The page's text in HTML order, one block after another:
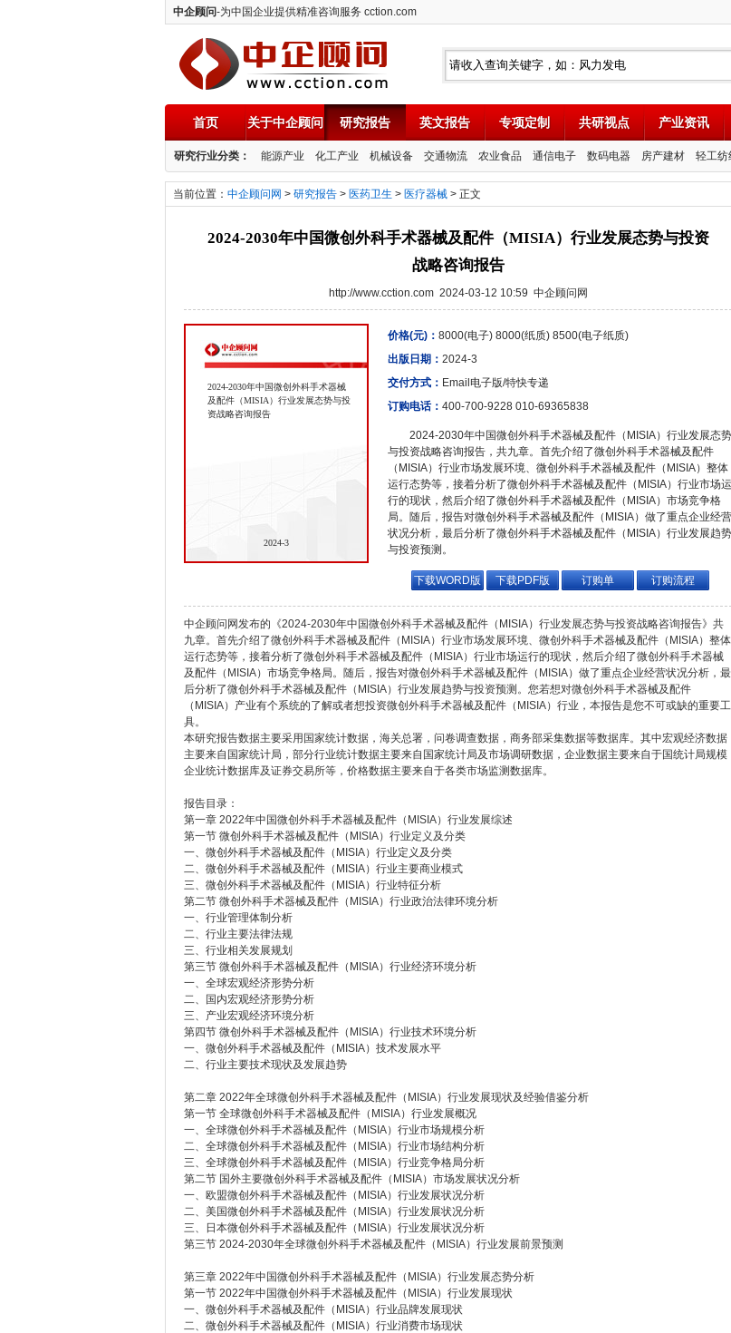
中企顾问-为中国企业提供精准咨询服务 cction.com
中企顾问
首页 关于中企顾问 研究报告 英文报告 专项定制 共研视点 产业资讯
研究行业分类： 能源产业 化工产业 机械设备 交通物流 农业食品 通信电子 数码电器 房产建材 轻工纺
当前位置： 中企顾问网 > 研究报告 > 医药卫生 > 医疗器械 > 正文
2024-2030年中国微创外科手术器械及配件（MISIA）行业发展态势与投资
战略咨询报告
http://www.cction.com 2024-03-12 10:59 中企顾问网
2024-2030年中国微创外科手术器械
及配件（MISIA）行业发展态势与投
资战略咨询报告
2024-3
价格(元)： 8000(电子) 8000(纸质) 8500(电子纸质)
出版日期： 2024-3
交付方式： Email电子版/特快专递
订购电话： 400-700-9228 010-69365838
2024-2030年中国微创外科手术器械及配件（MISIA）行业发展态势
与投资战略咨询报告，共九章。首先介绍了微创外科手术器械及配件
（MISIA）行业市场发展环境、微创外科手术器械及配件（MISIA）整体
运行态势等，接着分析了微创外科手术器械及配件（MISIA）行业市场运
行的现状，然后介绍了微创外科手术器械及配件（MISIA）市场竞争格
局。随后，报告对微创外科手术器械及配件（MISIA）做了重点企业经营
状况分析，最后分析了微创外科手术器械及配件（MISIA）行业发展趋势
与投资预测。
下载WORD版 下载PDF版 订购单 订购流程
中企顾问网发布的《2024-2030年中国微创外科手术器械及配件（MISIA）行业发展态势与投资战略咨询报告》共
九章。首先介绍了微创外科手术器械及配件（MISIA）行业市场发展环境、微创外科手术器械及配件（MISIA）整体
运行态势等，接着分析了微创外科手术器械及配件（MISIA）行业市场运行的现状，然后介绍了微创外科手术器械
及配件（MISIA）市场竞争格局。随后，报告对微创外科手术器械及配件（MISIA）做了重点企业经营状况分析，最
后分析了微创外科手术器械及配件（MISIA）行业发展趋势与投资预测。您若想对微创外科手术器械及配件
（MISIA）产业有个系统的了解或者想投资微创外科手术器械及配件（MISIA）行业，本报告是您不可或缺的重要工
具。
本研究报告数据主要采用国家统计数据，海关总署，问卷调查数据，商务部采集数据等数据库。其中宏观经济数据
主要来自国家统计局，部分行业统计数据主要来自国家统计局及市场调研数据，企业数据主要来自于国统计局规模
企业统计数据库及证券交易所等，价格数据主要来自于各类市场监测数据库。
报告目录：
第一章 2022年中国微创外科手术器械及配件（MISIA）行业发展综述
第一节 微创外科手术器械及配件（MISIA）行业定义及分类
一、微创外科手术器械及配件（MISIA）行业定义及分类
二、微创外科手术器械及配件（MISIA）行业主要商业模式
三、微创外科手术器械及配件（MISIA）行业特征分析
第二节 微创外科手术器械及配件（MISIA）行业政治法律环境分析
一、行业管理体制分析
二、行业主要法律法规
三、行业相关发展规划
第三节 微创外科手术器械及配件（MISIA）行业经济环境分析
一、全球宏观经济形势分析
二、国内宏观经济形势分析
三、产业宏观经济环境分析
第四节 微创外科手术器械及配件（MISIA）行业技术环境分析
一、微创外科手术器械及配件（MISIA）技术发展水平
二、行业主要技术现状及发展趋势
第二章 2022年全球微创外科手术器械及配件（MISIA）行业发展现状及经验借鉴分析
第一节 全球微创外科手术器械及配件（MISIA）行业发展概况
一、全球微创外科手术器械及配件（MISIA）行业市场规模分析
二、全球微创外科手术器械及配件（MISIA）行业市场结构分析
三、全球微创外科手术器械及配件（MISIA）行业竞争格局分析
第二节 国外主要微创外科手术器械及配件（MISIA）市场发展状况分析
一、欧盟微创外科手术器械及配件（MISIA）行业发展状况分析
二、美国微创外科手术器械及配件（MISIA）行业发展状况分析
三、日本微创外科手术器械及配件（MISIA）行业发展状况分析
第三节 2024-2030年全球微创外科手术器械及配件（MISIA）行业发展前景预测
第三章 2022年中国微创外科手术器械及配件（MISIA）行业发展态势分析
第一节 2022年中国微创外科手术器械及配件（MISIA）行业发展现状
一、微创外科手术器械及配件（MISIA）行业品牌发展现状
二、微创外科手术器械及配件（MISIA）行业消费市场现状